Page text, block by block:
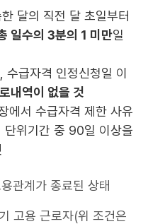
달의 직전 달 초일부터
일수의 3분의 1 미만일
급자격 인정신청일 이
내역이 없을 것
에서 수급자격 제한 사유
단위기간 중 90일 이상을
관계가 종료된 상태
고용 근로자(위 조건은